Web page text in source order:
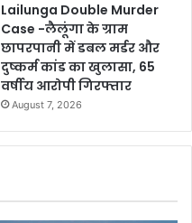
Lailunga Double Murder
Case -लैलूंगा के ग्राम
छापरपानी में डबल मर्डर और
दुष्कर्म कांड का खुलासा, 65
वर्षीय आरोपी गिरफ्तार
August 7, 2026